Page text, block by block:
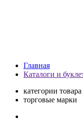
Главная
Каталоги и
категории товара
торговые марки